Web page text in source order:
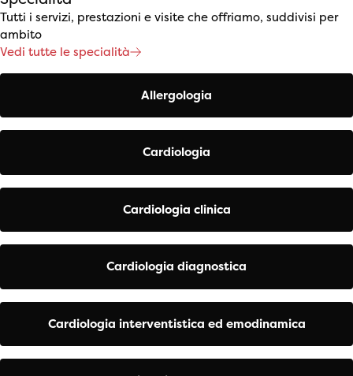
Tutti i servizi, prestazioni e visite che offriamo, suddivisi per
ambito
Vedi tutte le specialità
Allergologia
Cardiologia
Cardiologia clinica
Cardiologia diagnostica
Cardiologia interventistica ed emodinamica